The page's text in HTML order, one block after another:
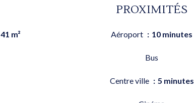
41 m²
PROXIMITÉS
Aéroport 10 minutes
Bus
Centre ville 5 minutes